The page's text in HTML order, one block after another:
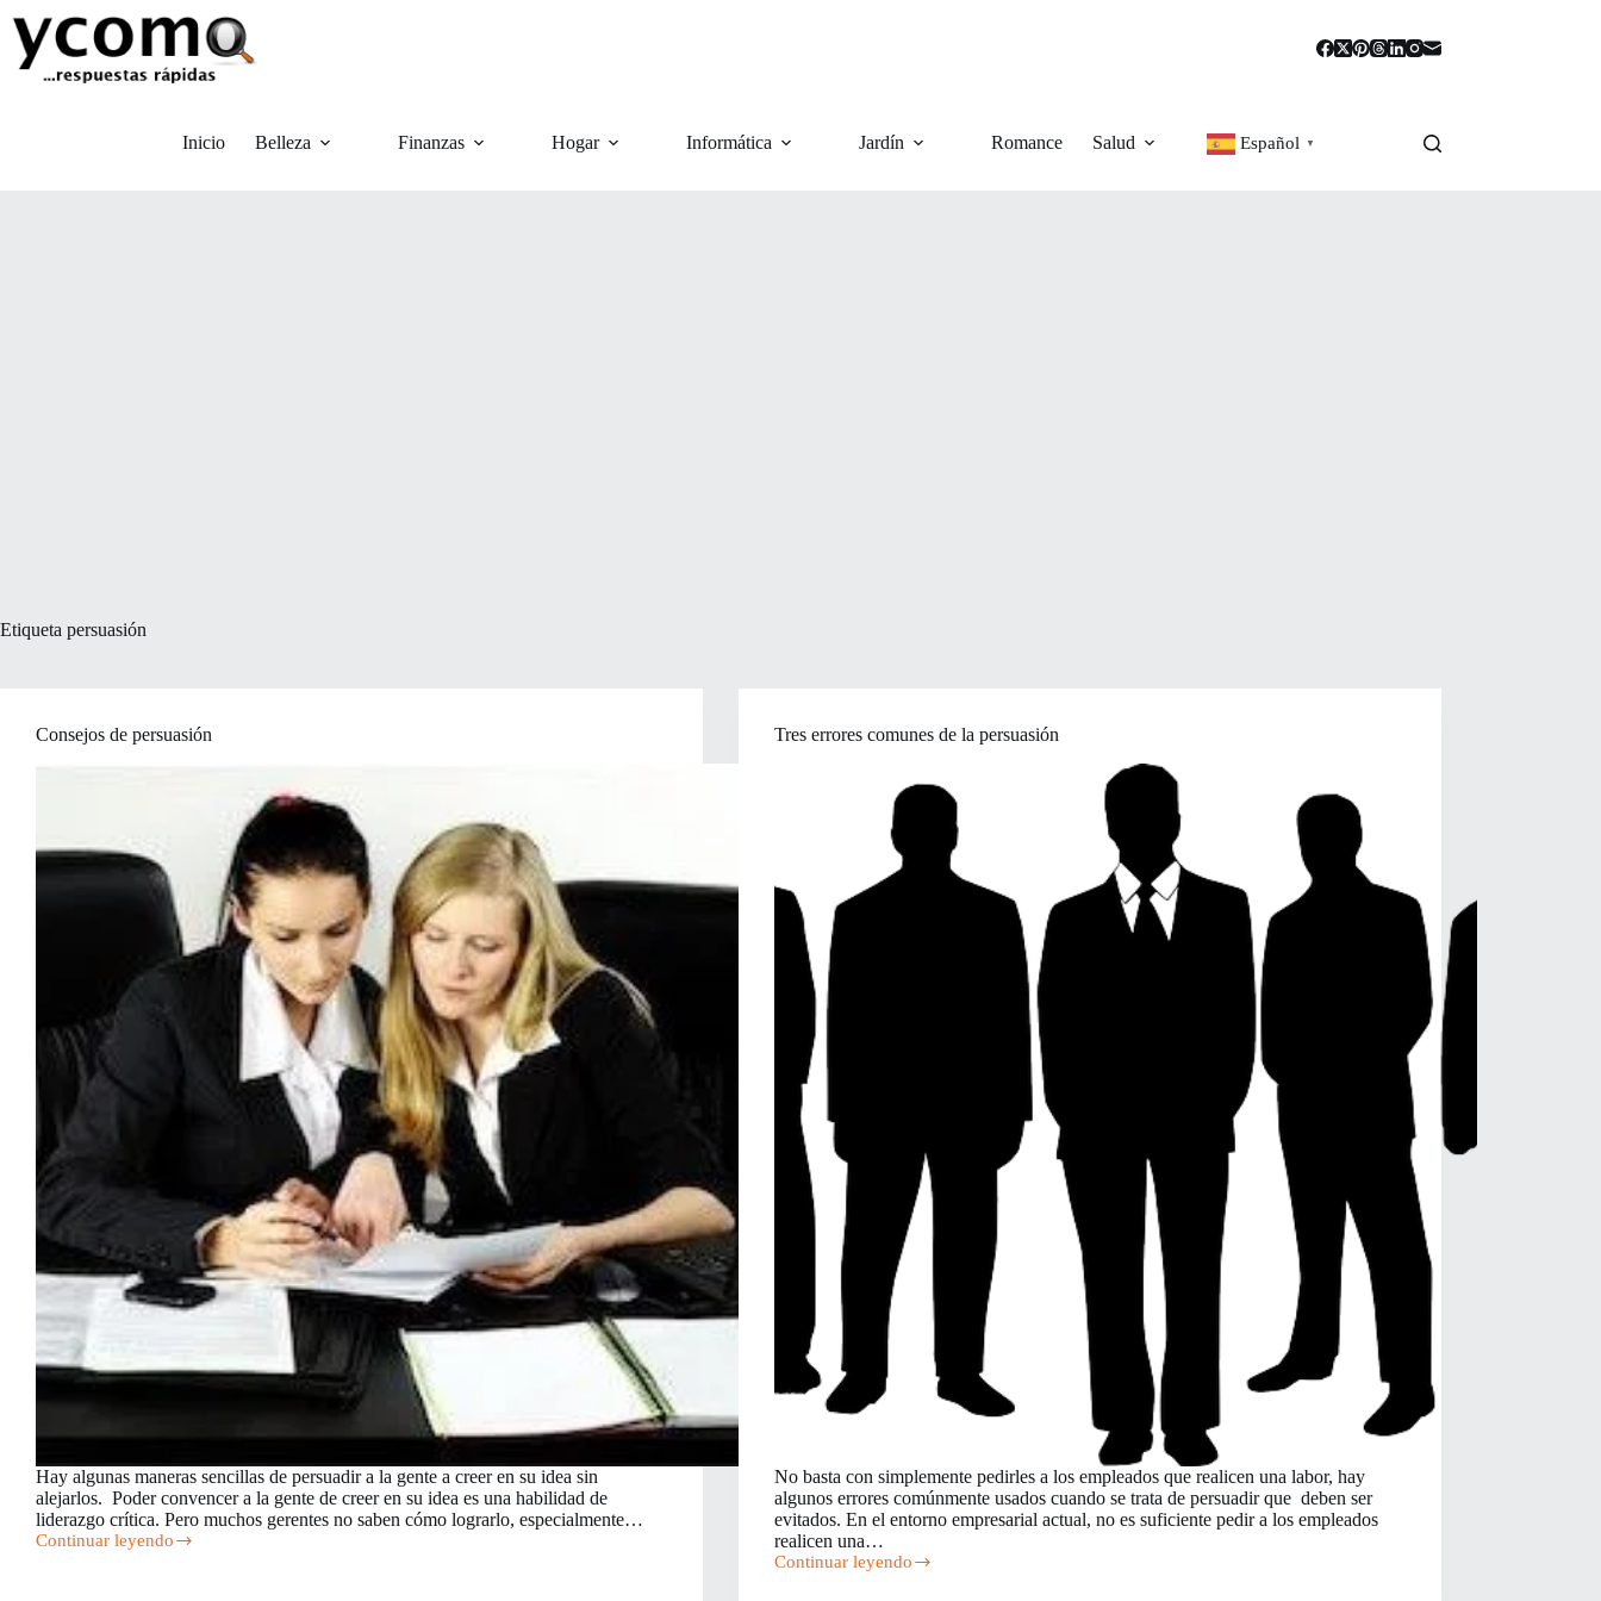
contenido
Inicio Belleza Finanzas Hogar Informática Jardín Romance Salud Español ▼
Etiqueta persuasión
Consejos de persuasión
Hay algunas maneras sencillas de persuadir a la gente a creer en su idea sin
alejarlos. Poder convencer a la gente de creer en su idea es una habilidad de
liderazgo crítica. Pero muchos gerentes no saben cómo lograrlo, especialmente…
Continuar leyendo
Consejos
Tres errores comunes de la persuasión
No basta con simplemente pedirles a los empleados que realicen una labor, hay
algunos errores comúnmente usados cuando se trata de persuadir que deben ser
evitados. En el entorno empresarial actual, no es suficiente pedir a los empleados
realicen una…
Continuar leyendo
Tres